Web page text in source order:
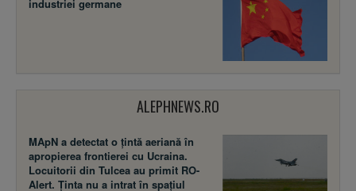
industriei germane
ALEPHNEWS.RO
MApN a detectat o țintă aeriană în
apropierea frontierei cu Ucraina.
Locuitorii din Tulcea au primit RO-
Alert. Ținta nu a intrat în spațiul